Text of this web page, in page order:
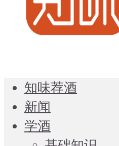
知味荐酒
新闻
学酒